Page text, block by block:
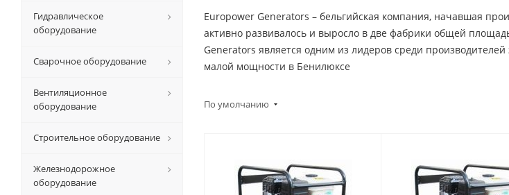
Europower Generators – бельгийская компания, начавшая
активно развивалось и выросло в две фабрики общей
Generators является одним из лидеров среди
малой мощности в Бенилюксе
По умолчанию
Гидравлическое
оборудование
Сварочное оборудование
Вентиляционное
оборудование
Строительное оборудование
Железнодорожное
оборудование